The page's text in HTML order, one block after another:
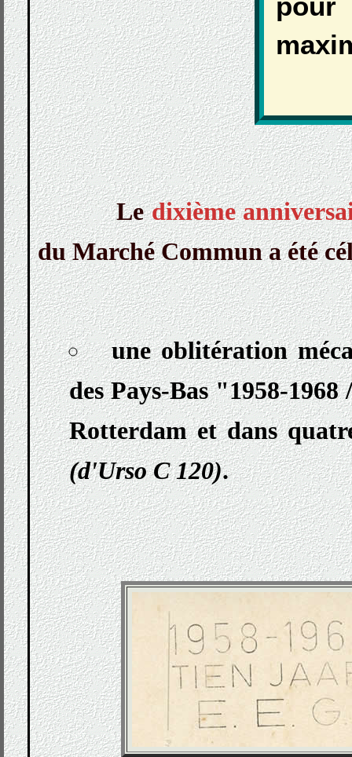
Ledixième
du Marché Commun a été
une oblitération
des Pays-Bas "1958-
Rotterdam et dans
(d'Urso C 120).